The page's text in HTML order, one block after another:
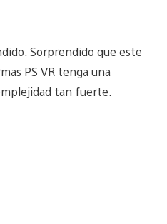
Sorprendido que este
PS VR tenga una
tan fuerte.